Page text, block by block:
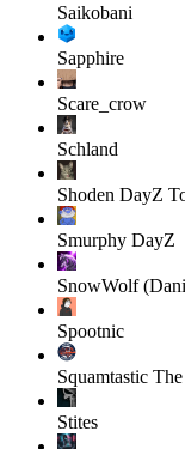
Saikobani
Sapphire
Scare_crow
Schland
Shoden DayZ
Smurphy DayZ
SnowWolf
Spootnic
Squamtastic
Stites